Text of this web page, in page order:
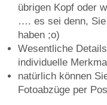
übrigen Kopf oder
…. es sei denn,
haben ;o)
Wesentliche
individuelle
natürlich können
Fotoabzüge per